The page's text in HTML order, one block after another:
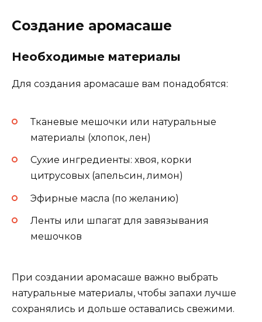
Создание аромасаше
Необходимые материалы
Для создания аромасаше вам понадобятся:
Тканевые мешочки или натуральные
материалы (хлопок, лен)
Сухие ингредиенты: хвоя, корки
цитрусовых (апельсин, лимон)
Эфирные масла (по желанию)
Ленты или шпагат для завязывания
мешочков
При создании аромасаше важно выбрать
натуральные материалы, чтобы запахи лучше
сохранялись и дольше оставались свежими.